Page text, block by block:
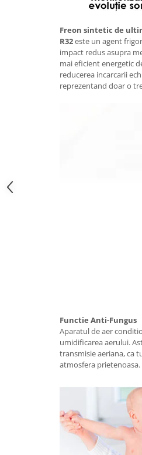
Freon sintetic de
R32este un agent
impact redus asupra
mai eficient energetic
reducerea incarcarii
reprezentand doar o
Functie Anti-Fungus
Aparatul de aer
umidificarea aerului.
transmisie aeriana, ca
atmosfera prietenoasa.